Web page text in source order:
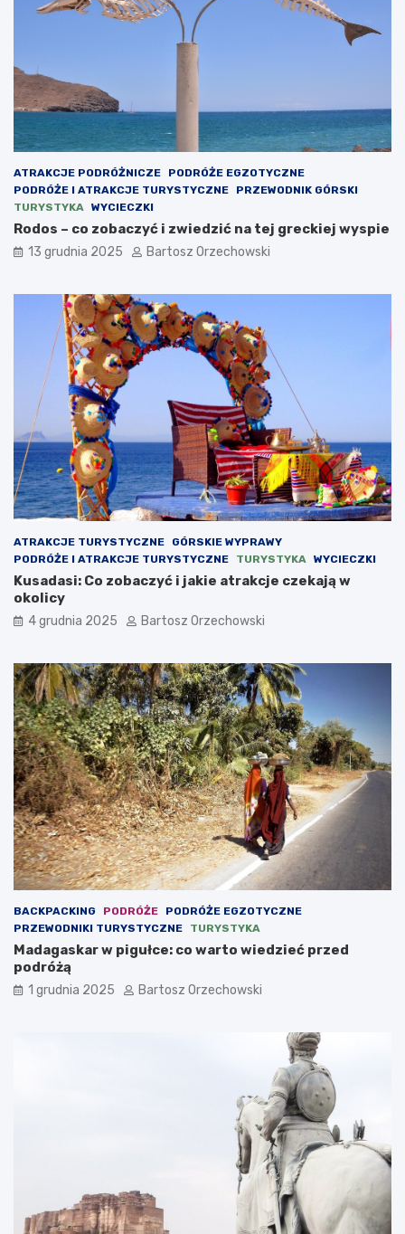
ATRAKCJE PODRÓŻNICZE
PODRÓŻE EGZOTYCZNE
PODRÓŻE I ATRAKCJE TURYSTYCZNE
PRZEWODNIK GÓRSKI
TURYSTYKA WYCIECZKI
Rodos – co zobaczyć i zwiedzić na tej greckiej wyspie
13 grudnia 2025 Bartosz Orzechowski
ATRAKCJE TURYSTYCZNE
GÓRSKIE WYPRAWY
PODRÓŻE I ATRAKCJE TURYSTYCZNE
TURYSTYKA WYCIECZKI
Kusadasi: Co zobaczyć i jakie atrakcje czekają w
okolicy
4 grudnia 2025 Bartosz Orzechowski
BACKPACKING PODRÓŻE
PODRÓŻE EGZOTYCZNE
PRZEWODNIKI TURYSTYCZNE
TURYSTYKA
Madagaskar w pigułce: co warto wiedzieć przed
podróżą
1 grudnia 2025 Bartosz Orzechowski